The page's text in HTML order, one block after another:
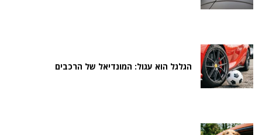
הגלגל הוא עגול: המונדיאל של הרכבים